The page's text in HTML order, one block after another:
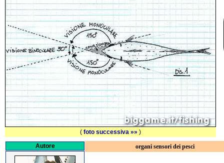
Autore organi sensori dei pesci
( foto successiva »» )